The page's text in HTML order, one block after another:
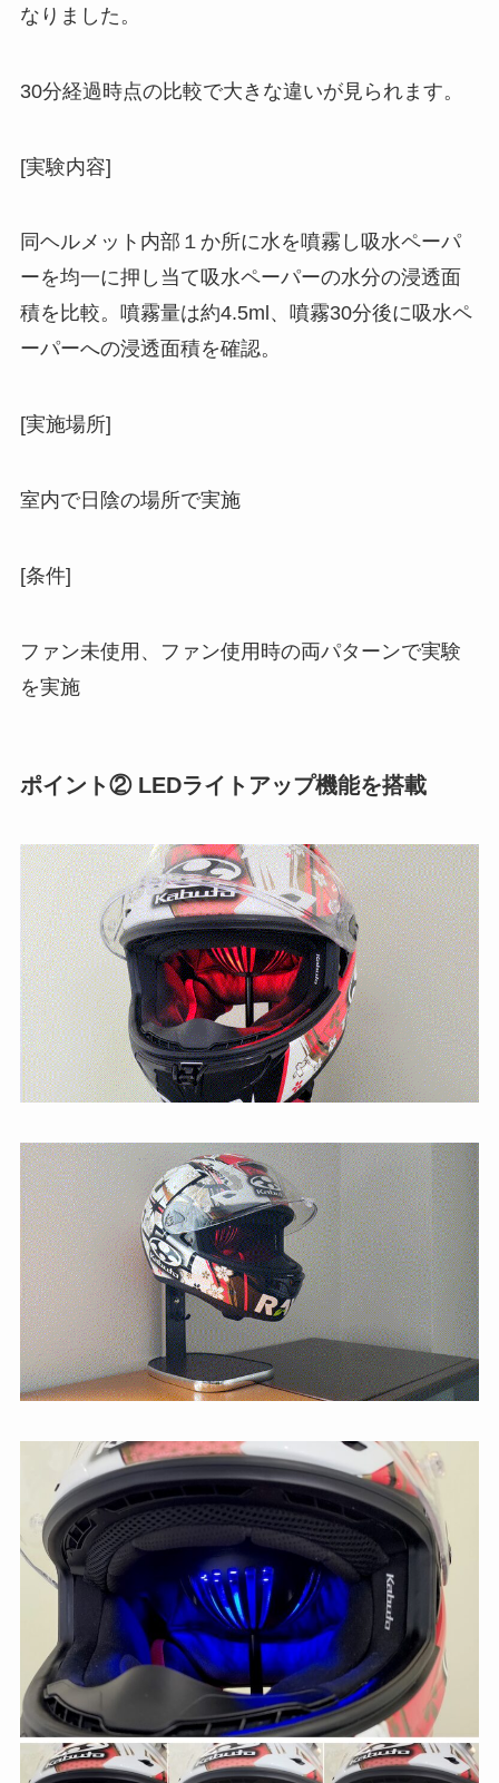
なりました。
30分経過時点の比較で大きな違いが見られます。
[実験内容]
同ヘルメット内部１か所に水を噴霧し吸水ペーパ
ーを均一に押し当て吸水ペーパーの水分の浸透面
積を比較。噴霧量は約4.5ml、噴霧30分後に吸水ペ
ーパーへの浸透面積を確認。
[実施場所]
室内で日陰の場所で実施
[条件]
ファン未使用、ファン使用時の両パターンで実験
を実施
ポイント② LEDライトアップ機能を搭載